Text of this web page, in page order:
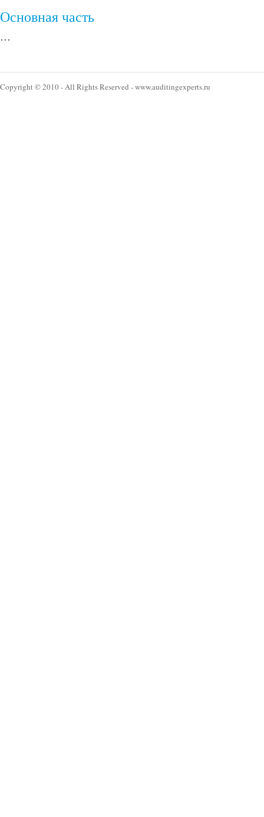
Основная часть
...
Copyright © 2010 - All Rights Reserved - www.auditingexperts.ru